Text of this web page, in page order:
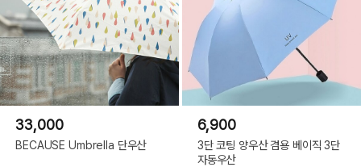
33,000
BECAUSE Umbrella 단우산
6,900
3단 코팅 양우산 겸용 베이직 3단
자동우산